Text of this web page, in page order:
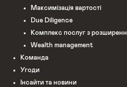
Максимізація вартості
Due Diligence
Комплекс послуг з
Wealth management
Команда
Угоди
Інсайти та новини